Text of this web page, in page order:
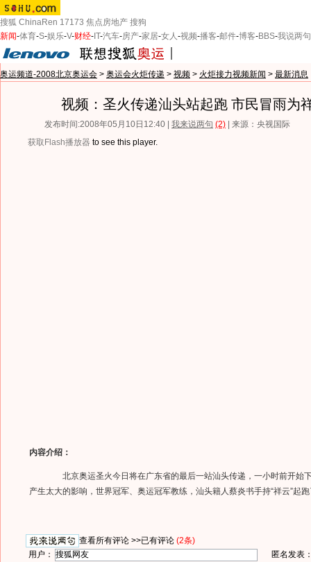
搜狐 ChinaRen 17173 焦点房地产 搜狗
新闻-体育-S-娱乐-V-财经- IT-汽车-房产-家居-女人-视频-播客-邮件-博客-BBS-我说两句
奥运频道-2008北京奥运会 > 奥运会火炬传递 > 视频 > 火炬接力视频新闻 > 最新消息
视频：圣火传递汕头站起跑 市民冒雨为
发布时间:2008年05月10日12:40 | 我来说两句 (2) | 来源：央视国际
获取Flash播放器 to see this player.
内容介绍：
北京奥运圣火今日将在广东省的最后一站汕头传递，一小时前开始
产生太大的影响，世界冠军、奥运冠军教练，汕头籍人蔡炎书手持“祥云”起
查看所有评论 >>已有评论 (2条)
用户：
匿名发表